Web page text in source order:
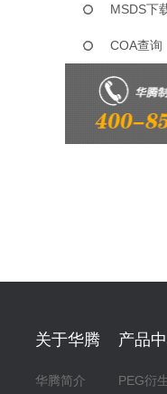
MSDS下
COA查询
关于华腾
华腾简介
产品
PEG衍